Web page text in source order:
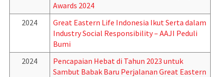
Awards 2024
2024
Great Eastern Life Indonesia Ikut Serta dalam
Industry Social Responsibility – AAJI Peduli
Bumi
2024
Pencapaian Hebat di Tahun 2023 untuk
Sambut Babak Baru Perjalanan Great Eastern